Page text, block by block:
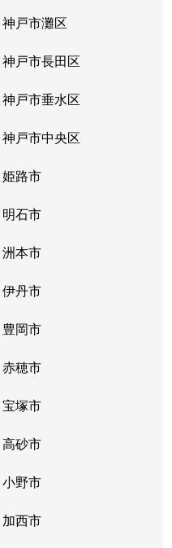
青木
岡本(兵庫)
岡本(兵庫)
岡本(兵庫)
岡本(兵庫)
岡本(兵庫)
摂津本山
摂津本山
摂津本山
摂津本山
摂津本山
御影(阪急)
御影(阪急)
御影(阪急)
神戸市灘区
神戸市長田区
神戸市垂水区
神戸市中央区
姫路市
明石市
洲本市
伊丹市
豊岡市
赤穂市
宝塚市
高砂市
小野市
加西市